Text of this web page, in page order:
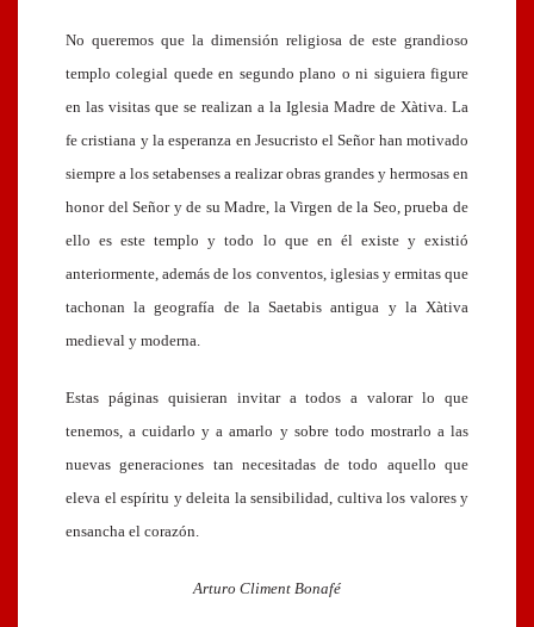
No queremos que la dimensión religiosa de este grandioso
templo colegial quede en segundo plano o ni siguiera figure
en las visitas que se realizan a la Iglesia Madre de Xàtiva. La
fe cristiana y la esperanza en Jesucristo el Señor han motivado
siempre a los setabenses a realizar obras grandes y hermosas en
honor del Señor y de su Madre, la Virgen de la Seo, prueba de
ello es este templo y todo lo que en él existe y existió
anteriormente, además de los conventos, iglesias y ermitas que
tachonan la geografía de la Saetabis antigua y la Xàtiva
medieval y moderna.
Estas páginas quisieran invitar a todos a valorar lo que
tenemos, a cuidarlo y a amarlo y sobre todo mostrarlo a las
nuevas generaciones tan necesitadas de todo aquello que
eleva el espíritu y deleita la sensibilidad, cultiva los valores y
ensancha el corazón.
Arturo Climent Bonafé